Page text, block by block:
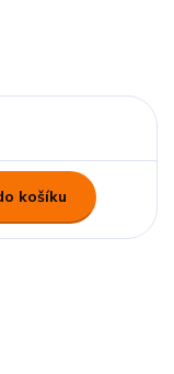
košíku